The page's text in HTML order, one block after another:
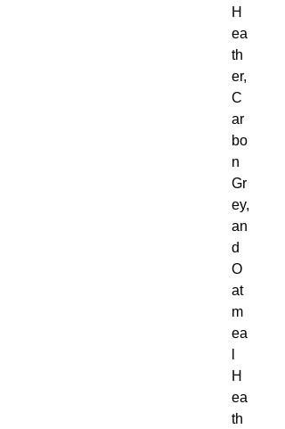
H
ea
th
er,
C
ar
bo
n
Gr
ey,
an
d
O
at
m
ea
H
ea
th